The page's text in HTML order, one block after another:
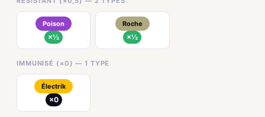
Poison
×½
Roche
×½
IMMUNISÉ (×0) — 1 TYPE
Électrik
×0